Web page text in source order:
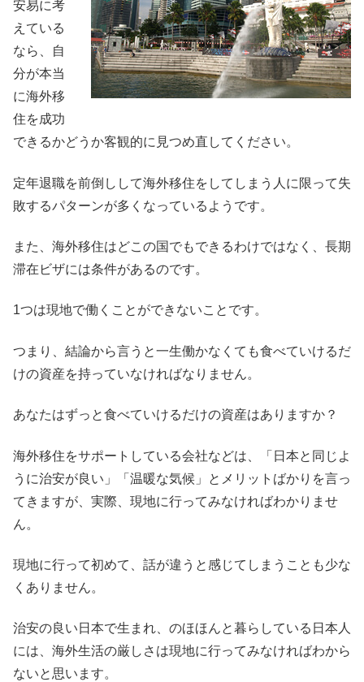
安易に考
えている
なら、自
分が本当
に海外移
住を成功
できるかどうか客観的に見つめ直してください。
定年退職を前倒しして海外移住をしてしまう人に限って失
敗するパターンが多くなっているようです。
また、海外移住はどこの国でもできるわけではなく、長期
滞在ビザには条件があるのです。
1つは現地で働くことができないことです。
つまり、結論から言うと一生働かなくても食べていけるだ
けの資産を持っていなければなりません。
あなたはずっと食べていけるだけの資産はありますか？
海外移住をサポートしている会社などは、「日本と同じよ
うに治安が良い」「温暖な気候」とメリットばかりを言っ
てきますが、実際、現地に行ってみなければわかりませ
ん。
現地に行って初めて、話が違うと感じてしまうことも少な
くありません。
治安の良い日本で生まれ、のほほんと暮らしている日本人
には、海外生活の厳しさは現地に行ってみなければわから
ないと思います。